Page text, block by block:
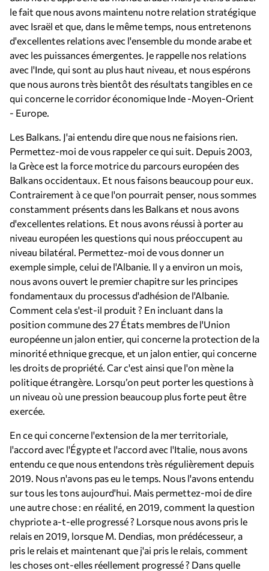
le fait que nous avons maintenu notre relation stratégique
avec Israël et que, dans le même temps, nous entretenons
d'excellentes relations avec l'ensemble du monde arabe et
avec les puissances émergentes. Je rappelle nos relations
avec l'Inde, qui sont au plus haut niveau, et nous espérons
que nous aurons très bientôt des résultats tangibles en ce
qui concerne le corridor économique Inde -Moyen-Orient
- Europe.
Les Balkans. J'ai entendu dire que nous ne faisions rien.
Permettez-moi de vous rappeler ce qui suit. Depuis 2003,
la Grèce est la force motrice du parcours européen des
Balkans occidentaux. Et nous faisons beaucoup pour eux.
Contrairement à ce que l'on pourrait penser, nous sommes
constamment présents dans les Balkans et nous avons
d'excellentes relations. Et nous avons réussi à porter au
niveau européen les questions qui nous préoccupent au
niveau bilatéral. Permettez-moi de vous donner un
exemple simple, celui de l'Albanie. Il y a environ un mois,
nous avons ouvert le premier chapitre sur les principes
fondamentaux du processus d'adhésion de l'Albanie.
Comment cela s'est-il produit ? En incluant dans la
position commune des 27 États membres de l'Union
européenne un jalon entier, qui concerne la protection de la
minorité ethnique grecque, et un jalon entier, qui concerne
les droits de propriété. Car c'est ainsi que l'on mène la
politique étrangère. Lorsqu’on peut porter les questions à
un niveau où une pression beaucoup plus forte peut être
exercée.
En ce qui concerne l'extension de la mer territoriale,
l'accord avec l'Égypte et l'accord avec l'Italie, nous avons
entendu ce que nous entendons très régulièrement depuis
2019. Nous n'avons pas eu le temps. Nous l'avons entendu
sur tous les tons aujourd'hui. Mais permettez-moi de dire
une autre chose : en réalité, en 2019, comment la question
chypriote a-t-elle progressé ? Lorsque nous avons pris le
relais en 2019, lorsque M. Dendias, mon prédécesseur, a
pris le relais et maintenant que j'ai pris le relais, comment
les choses ont-elles réellement progressé ? Dans quelle